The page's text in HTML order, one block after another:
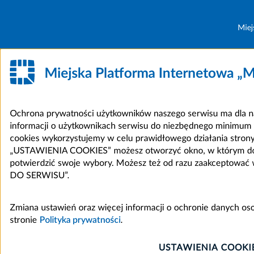
Miejska Platforma Internetowa
Ochrona prywatności użytkowników naszego serwisu ma dla
informacji o użytkownikach serwisu do niezbędnego
cookies wykorzystujemy w celu prawidłowego działania
„USTAWIENIA COOKIES” możesz otworzyć okno, w którym
potwierdzić swoje wybory. Możesz też od razu zaakceptować
DO SERWISU”.
Zmiana ustawień oraz więcej informacji o ochronie danych
stronie Polityka prywatności.
USTAWIENIA